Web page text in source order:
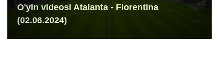
O'yin videosi Atalanta - Fiorentina
(02.06.2024)